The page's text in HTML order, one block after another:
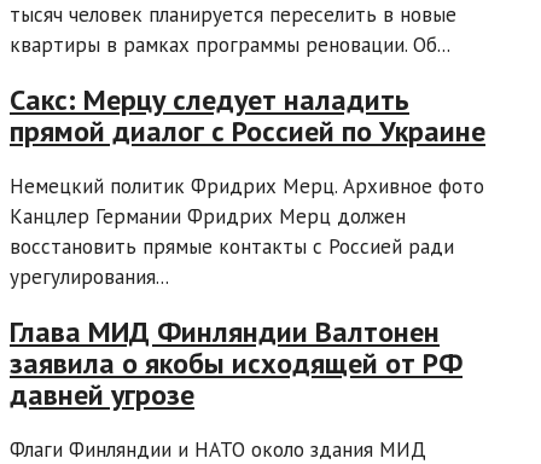
тысяч человек планируется переселить в новые
квартиры в рамках программы реновации. Об...
Сакс: Мерцу следует наладить
прямой диалог с Россией по Украине
Немецкий политик Фридрих Мерц. Архивное фото
Канцлер Германии Фридрих Мерц должен
восстановить прямые контакты с Россией ради
урегулирования...
Глава МИД Финляндии Валтонен
заявила о якобы исходящей от РФ
давней угрозе
Флаги Финляндии и НАТО около здания МИД